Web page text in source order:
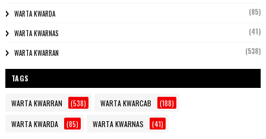
WARTA KWARDA (85)
WARTA KWARNAS (41)
WARTA KWARRAN (538)
TAGS
WARTA KWARRAN (538) WARTA KWARCAB (188)
WARTA KWARDA (85) WARTA KWARNAS (41)